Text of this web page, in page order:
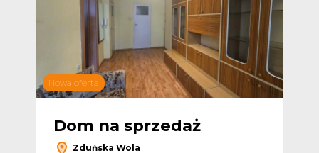
Nowa oferta
Dom na sprzedaż
Zduńska Wola